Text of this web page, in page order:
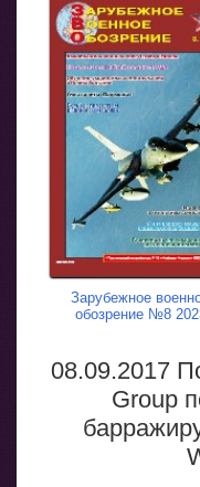
Зарубежное
обозрение №8
08.09.2017
Group